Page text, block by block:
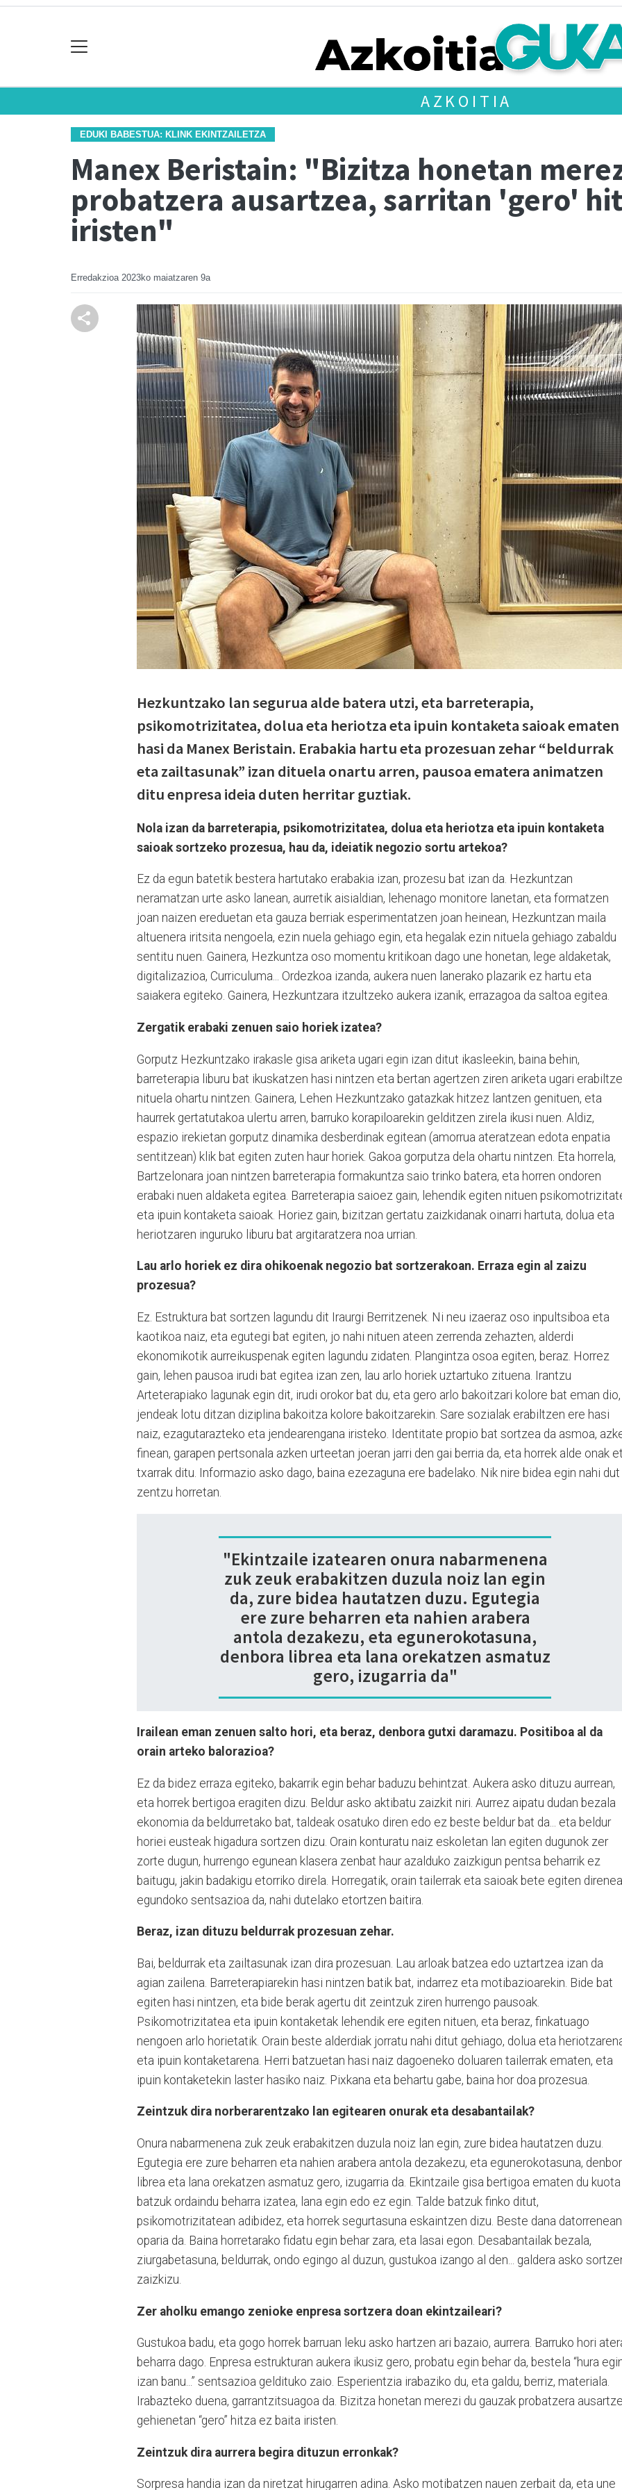
AZKOITIA
EDUKI BABESTUA: KLINK EKINTZAILETZA
Manex Beristain: "Bizitza honetan
probatzera ausartzea, sarritan 'gero'
iristen"
Erredakzioa 2023ko maiatzaren 9a
Hezkuntzako lan segurua alde batera utzi, eta barreterapia,
psikomotrizitatea, dolua eta heriotza eta ipuin kontaketa saioak ematen
hasi da Manex Beristain. Erabakia hartu eta prozesuan zehar “beldurrak
eta zailtasunak” izan dituela onartu arren, pausoa ematera animatzen
ditu enpresa ideia duten herritar guztiak.
Nola izan da barreterapia, psikomotrizitatea, dolua eta heriotza eta ipuin kontaketa
saioak sortzeko prozesua, hau da, ideiatik negozio sortu artekoa?
Ez da egun batetik bestera hartutako erabakia izan, prozesu bat izan da. Hezkuntzan
neramatzan urte asko lanean, aurretik aisialdian, lehenago monitore lanetan, eta formatzen
joan naizen ereduetan eta gauza berriak esperimentatzen joan heinean, Hezkuntzan maila
altuenera iritsita nengoela, ezin nuela gehiago egin, eta hegalak ezin nituela gehiago zabaldu
sentitu nuen. Gainera, Hezkuntza oso momentu kritikoan dago une honetan, lege aldaketak,
digitalizazioa, Curriculuma... Ordezkoa izanda, aukera nuen lanerako plazarik ez hartu eta
saiakera egiteko. Gainera, Hezkuntzara itzultzeko aukera izanik, errazagoa da saltoa egitea.
Zergatik erabaki zenuen saio horiek izatea?
Gorputz Hezkuntzako irakasle gisa ariketa ugari egin izan ditut ikasleekin, baina behin,
barreterapia liburu bat ikuskatzen hasi nintzen eta bertan agertzen ziren ariketa ugari
nituela ohartu nintzen. Gainera, Lehen Hezkuntzako gatazkak hitzez lantzen genituen, eta
haurrek gertatutakoa ulertu arren, barruko korapiloarekin gelditzen zirela ikusi nuen. Aldiz,
espazio irekietan gorputz dinamika desberdinak egitean (amorrua ateratzean edota enpatia
sentitzean) klik bat egiten zuten haur horiek. Gakoa gorputza dela ohartu nintzen. Eta horrela,
Bartzelonara joan nintzen barreterapia formakuntza saio trinko batera, eta horren ondoren
erabaki nuen aldaketa egitea. Barreterapia saioez gain, lehendik egiten nituen
eta ipuin kontaketa saioak. Horiez gain, bizitzan gertatu zaizkidanak oinarri hartuta, dolua eta
heriotzaren inguruko liburu bat argitaratzera noa urrian.
Lau arlo horiek ez dira ohikoenak negozio bat sortzerakoan. Erraza egin al zaizu
prozesua?
Ez. Estruktura bat sortzen lagundu dit Iraurgi Berritzenek. Ni neu izaeraz oso inpultsiboa eta
kaotikoa naiz, eta egutegi bat egiten, jo nahi nituen ateen zerrenda zehazten, alderdi
ekonomikotik aurreikuspenak egiten lagundu zidaten. Plangintza osoa egiten, beraz. Horrez
gain, lehen pausoa irudi bat egitea izan zen, lau arlo horiek uztartuko zituena. Irantzu
Arteterapiako lagunak egin dit, irudi orokor bat du, eta gero arlo bakoitzari kolore bat eman dio,
jendeak lotu ditzan diziplina bakoitza kolore bakoitzarekin. Sare sozialak erabiltzen ere hasi
naiz, ezagutarazteko eta jendearengana iristeko. Identitate propio bat sortzea da asmoa,
finean, garapen pertsonala azken urteetan joeran jarri den gai berria da, eta horrek alde onak
txarrak ditu. Informazio asko dago, baina ezezaguna ere badelako. Nik nire bidea egin nahi dut
zentzu horretan.
"Ekintzaile izatearen onura nabarmenena
zuk zeuk erabakitzen duzula noiz lan egin
da, zure bidea hautatzen duzu. Egutegia
ere zure beharren eta nahien arabera
antola dezakezu, eta egunerokotasuna,
denbora librea eta lana orekatzen asmatuz
gero, izugarria da"
Irailean eman zenuen salto hori, eta beraz, denbora gutxi daramazu. Positiboa al da
orain arteko balorazioa?
Ez da bidez erraza egiteko, bakarrik egin behar baduzu behintzat. Aukera asko dituzu aurrean,
eta horrek bertigoa eragiten dizu. Beldur asko aktibatu zaizkit niri. Aurrez aipatu dudan bezala
ekonomia da beldurretako bat, taldeak osatuko diren edo ez beste beldur bat da... eta beldur
horiei eusteak higadura sortzen dizu. Orain konturatu naiz eskoletan lan egiten dugunok zer
zorte dugun, hurrengo egunean klasera zenbat haur azalduko zaizkigun pentsa beharrik ez
baitugu, jakin badakigu etorriko direla. Horregatik, orain tailerrak eta saioak bete egiten
egundoko sentsazioa da, nahi dutelako etortzen baitira.
Beraz, izan dituzu beldurrak prozesuan zehar.
Bai, beldurrak eta zailtasunak izan dira prozesuan. Lau arloak batzea edo uztartzea izan da
agian zailena. Barreterapiarekin hasi nintzen batik bat, indarrez eta motibazioarekin. Bide bat
egiten hasi nintzen, eta bide berak agertu dit zeintzuk ziren hurrengo pausoak.
Psikomotrizitatea eta ipuin kontaketak lehendik ere egiten nituen, eta beraz, finkatuago
nengoen arlo horietatik. Orain beste alderdiak jorratu nahi ditut gehiago, dolua eta
eta ipuin kontaketarena. Herri batzuetan hasi naiz dagoeneko doluaren tailerrak ematen, eta
ipuin kontaketekin laster hasiko naiz. Pixkana eta behartu gabe, baina hor doa prozesua.
Zeintzuk dira norberarentzako lan egitearen onurak eta desabantailak?
Onura nabarmenena zuk zeuk erabakitzen duzula noiz lan egin, zure bidea hautatzen duzu.
Egutegia ere zure beharren eta nahien arabera antola dezakezu, eta egunerokotasuna,
librea eta lana orekatzen asmatuz gero, izugarria da. Ekintzaile gisa bertigoa ematen du kuota
batzuk ordaindu beharra izatea, lana egin edo ez egin. Talde batzuk finko ditut,
psikomotrizitatean adibidez, eta horrek segurtasuna eskaintzen dizu. Beste dana
oparia da. Baina horretarako fidatu egin behar zara, eta lasai egon. Desabantailak bezala,
ziurgabetasuna, beldurrak, ondo egingo al duzun, gustukoa izango al den... galdera asko
zaizkizu.
Zer aholku emango zenioke enpresa sortzera doan ekintzaileari?
Gustukoa badu, eta gogo horrek barruan leku asko hartzen ari bazaio, aurrera. Barruko hori
beharra dago. Enpresa estrukturan aukera ikusiz gero, probatu egin behar da, bestela “hura
izan banu...” sentsazioa geldituko zaio. Esperientzia irabaziko du, eta galdu, berriz, materiala.
Irabazteko duena, garrantzitsuagoa da. Bizitza honetan merezi du gauzak probatzera
gehienetan “gero” hitza ez baita iristen.
Zeintzuk dira aurrera begira dituzun erronkak?
Sorpresa handia izan da niretzat hirugarren adina. Asko motibatzen nauen zerbait da, eta une